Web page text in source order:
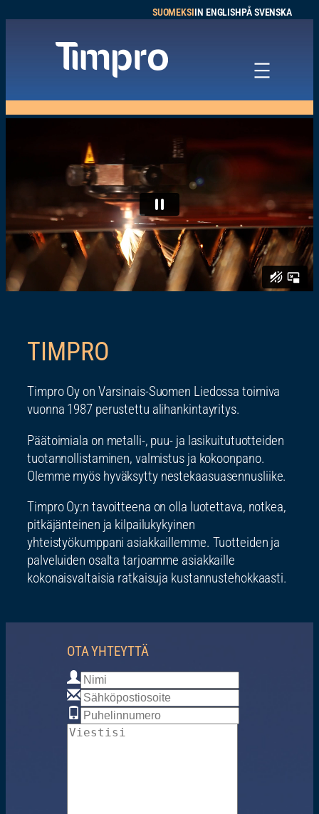
SUOMEKSIIN ENGLISHPÅ SVENSKA
TIMPRO
Timpro Oy on Varsinais-Suomen Liedossa toimiva
vuonna 1987 perustettu alihankintayritys.
Päätoimiala on metalli-, puu- ja lasikuitutuotteiden
tuotannollistaminen, valmistus ja kokoonpano.
Olemme myös hyväksytty nestekaasuasennusliike.
Timpro Oy:n tavoitteena on olla luotettava, notkea,
pitkäjänteinen ja kilpailukykyinen
yhteistyökumppani asiakkaillemme. Tuotteiden ja
palveluiden osalta tarjoamme asiakkaille
kokonaisvaltaisia ratkaisuja kustannustehokkaasti.
OTA YHTEYTTÄ